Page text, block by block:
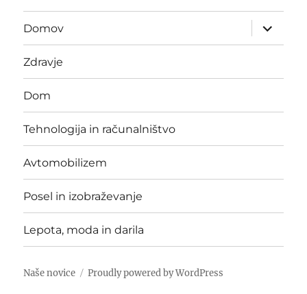
Domov
expand
child
menu
Zdravje
Dom
Tehnologija in računalništvo
Avtomobilizem
Posel in izobraževanje
Lepota, moda in darila
Naše novice Proudly powered by WordPress